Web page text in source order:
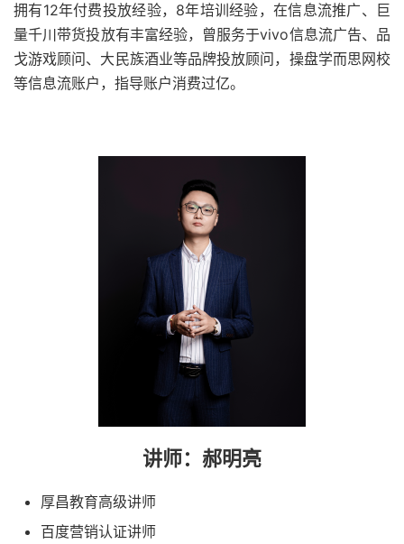
拥有12年付费投放经验，8年培训经验，在信息流推广、巨
量千川带货投放有丰富经验，曾服务于vivo信息流广告、品
戈游戏顾问、大民族酒业等品牌投放顾问，操盘学而思网校
等信息流账户，指导账户消费过亿。
讲师：郝明亮
厚昌教育高级讲师
百度营销认证讲师